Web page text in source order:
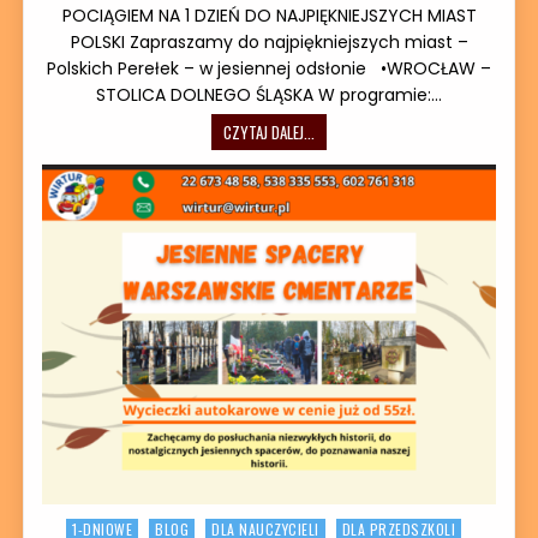
POCIĄGIEM NA 1 DZIEŃ DO NAJPIĘKNIEJSZYCH MIAST
POLSKI Zapraszamy do najpiękniejszych miast –
Polskich Perełek – w jesiennej odsłonie •WROCŁAW –
STOLICA DOLNEGO ŚLĄSKA W programie:…
CZYTAJ DALEJ...
Posted in
1-DNIOWE BLOG DLA NAUCZYCIELI DLA PRZEDSZKOLI